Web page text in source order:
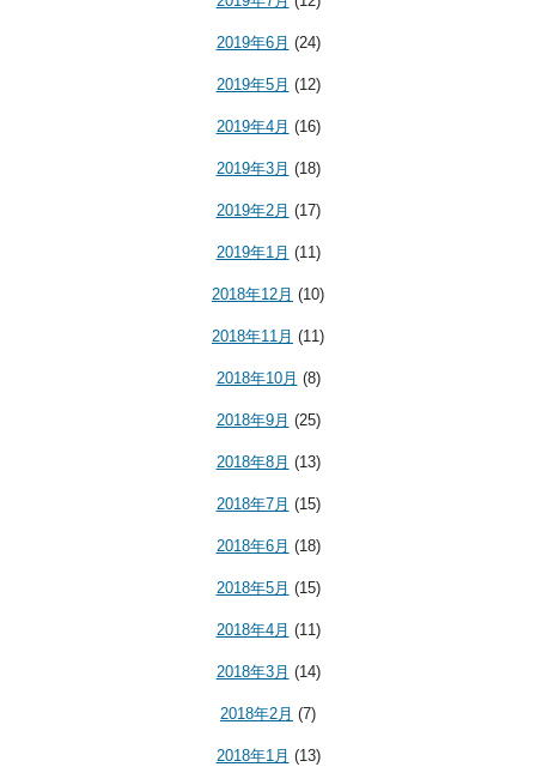
2019年6月 (24)
2019年5月 (12)
2019年4月 (16)
2019年3月 (18)
2019年2月 (17)
2019年1月 (11)
2018年12月 (10)
2018年11月 (11)
2018年10月 (8)
2018年9月 (25)
2018年8月 (13)
2018年7月 (15)
2018年6月 (18)
2018年5月 (15)
2018年4月 (11)
2018年3月 (14)
2018年2月 (7)
2018年1月 (13)